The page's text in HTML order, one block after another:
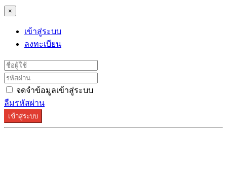
×
เข้าสู่ระบบ
ลงทะเบียน
จดจำข้อมูลเข้าสู่ระบบ
ลืมรหัสผ่าน
เข้าสู่ระบบ